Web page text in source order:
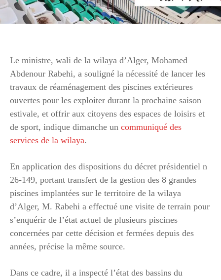
Le ministre, wali de la wilaya d’Alger, Mohamed
Abdenour Rabehi, a souligné la nécessité de lancer les
travaux de réaménagement des piscines extérieures
ouvertes pour les exploiter durant la prochaine saison
estivale, et offrir aux citoyens des espaces de loisirs et
de sport, indique dimanche un communiqué des
services de la wilaya.
En application des dispositions du décret présidentiel n
26-149, portant transfert de la gestion des 8 grandes
piscines implantées sur le territoire de la wilaya
d’Alger, M. Rabehi a effectué une visite de terrain pour
s’enquérir de l’état actuel de plusieurs piscines
concernées par cette décision et fermées depuis des
années, précise la même source.
Dans ce cadre, il a inspecté l’état des bassins du